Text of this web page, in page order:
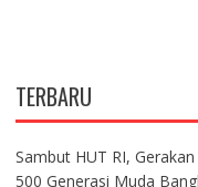
TERBARU
Sambut HUT RI,
500 Generasi Muda